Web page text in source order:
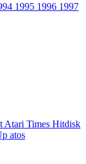
1995 1996 1997
Atari Times Hitdisk
atos